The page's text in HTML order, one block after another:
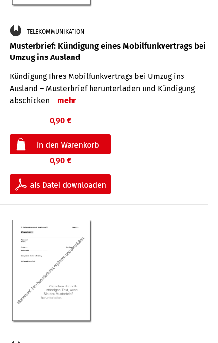
TELEKOMMUNIKATION
Musterbrief: Kündigung eines Mobilfunkvertrags bei
Umzug ins Ausland
Kündigung Ihres Mobilfunkvertrags bei Umzug ins
Ausland – Musterbrief herunterladen und Kündigung
abschicken
mehr
0,90 €
0,90 €